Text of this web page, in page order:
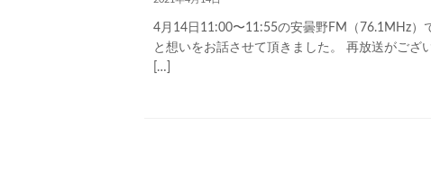
4月14日11:00〜11:55の安曇野FM（76.1MHz）
と想いをお話させて頂きました。 再放送がござ
[…]